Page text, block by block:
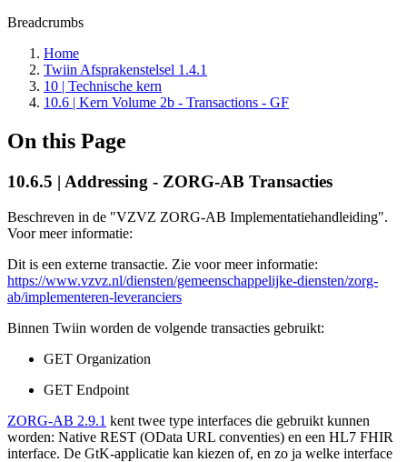
Breadcrumbs
Home
Twiin Afsprakenstelsel 1.4.1
10 | Technische kern
10.6 | Kern Volume 2b - Transactions - GF
On this Page
10.6.5 | Addressing - ZORG-AB Transacties
Beschreven in de "VZVZ ZORG-AB Implementatiehandleiding".
Voor meer informatie:
Dit is een externe transactie. Zie voor meer informatie:
https://www.vzvz.nl/diensten/gemeenschappelijke-diensten/zorg-
ab/implementeren-leveranciers
Binnen Twiin worden de volgende transacties gebruikt:
GET Organization
GET Endpoint
ZORG-AB 2.9.1 kent twee type interfaces die gebruikt kunnen
worden: Native REST (OData URL conventies) en een HL7 FHIR
interface. De GtK-applicatie kan kiezen of, en zo ja welke interface